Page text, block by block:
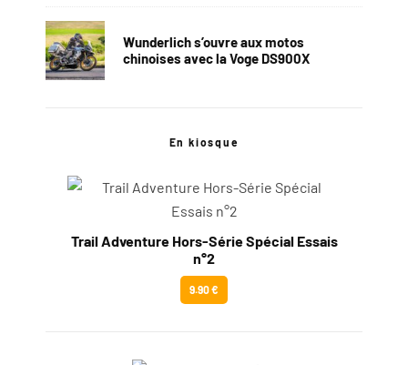
Wunderlich s’ouvre aux motos
chinoises avec la Voge DS900X
En kiosque
Trail Adventure Hors-Série Spécial Essais
n°2
9.90 €